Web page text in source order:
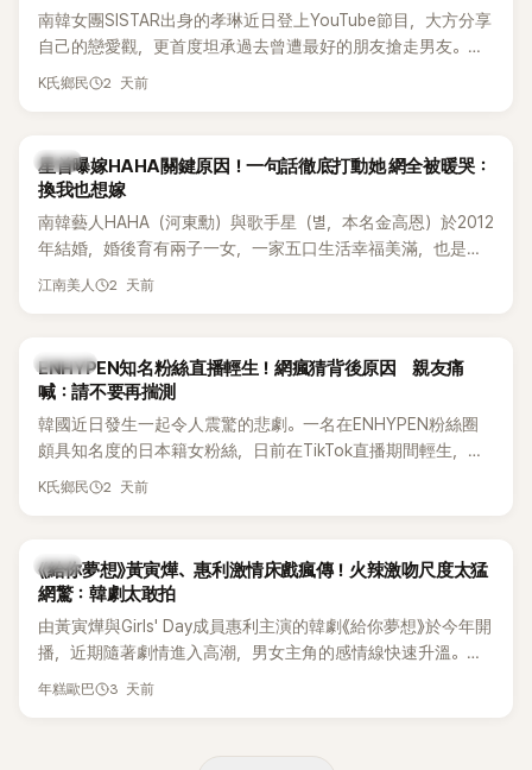
南韓女團SISTAR出身的孝琳近日登上YouTube節目，大方分享
自己的戀愛觀，更首度坦承過去曾遭最好的朋友搶走男友。她
表示，當時選擇瀟灑放手，但如果同樣的事情現在再發生，「我
K氏鄉民 2 天前
韓星
星首曝嫁HAHA關鍵原因！一句話徹底打動她 網全被暖哭：
換我也想嫁
南韓藝人HAHA（河東勳）與歌手星（별，本名金高恩）於2012
年結婚，婚後育有兩子一女，一家五口生活幸福美滿，也是韓
國演藝圈公認的模範夫妻。近日，星首度公開當年決定嫁給
江南美人 2 天前
K-POP
ENHYPEN知名粉絲直播輕生！網瘋猜背後原因 親友痛
喊：請不要再揣測
韓國近日發生一起令人震驚的悲劇。一名在ENHYPEN粉絲圈
頗具知名度的日本籍女粉絲，日前在TikTok直播期間輕生，最
終不幸身亡，消息曝光後震驚韓網，也讓不少粉絲湧入社群平
K氏鄉民 2 天前
韓劇
《給你夢想》黃寅燁、惠利激情床戲瘋傳！火辣激吻尺度太猛
網驚：韓劇太敢拍
由黃寅燁與Girls' Day成員惠利主演的韓劇《給你夢想》於今年開
播，近期隨著劇情進入高潮，男女主角的感情線快速升溫。最
新播出的第8集不僅上演火辣吻戲，更接連出現床戲橋段，讓
年糕歐巴 3 天前